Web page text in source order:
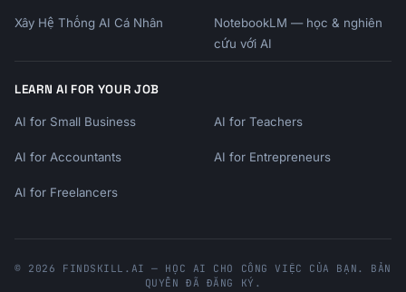
✓ Very high income (>$350K) AND no need for
✓ Don't need employee deferral
BREAKEVEN INCOME:
────────────────
$115K-$350K:     Solo 401k usually better
Xây Hệ Thống AI Cá Nhân
NotebookLM — học & nghiên
cứu với AI
LEARN AI FOR YOUR JOB
AI for Small Business AI for Teachers
AI for Accountants AI for Entrepreneurs
AI for Freelancers
© 2026 FINDSKILL.AI — HỌC AI CHO CÔNG VIỆC CỦA BẠN. BẢN
QUYỀN ĐÃ ĐĂNG KÝ.